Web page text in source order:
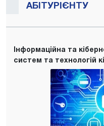
АБІТУРІЄНТУ
Інформаційна та
систем та технологій